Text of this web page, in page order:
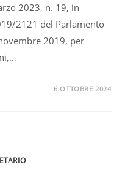
2023, n. 19, in
2121 del Parlamento
2019, per
6 OTTOBRE 2024